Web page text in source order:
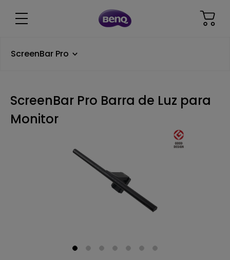
ScreenBar Pro
ScreenBar Pro Barra de Luz para
Monitor